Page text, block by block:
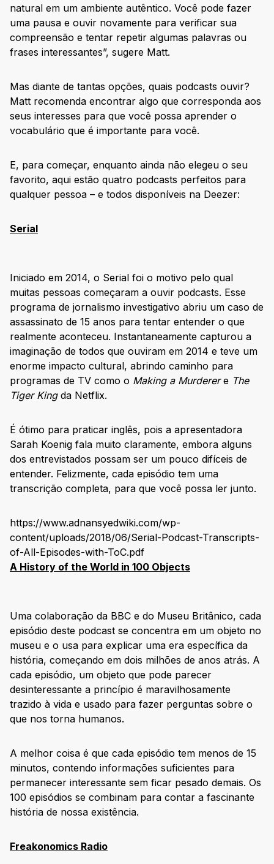
natural em um ambiente autêntico. Você pode fazer
uma pausa e ouvir novamente para verificar sua
compreensão e tentar repetir algumas palavras ou
frases interessantes”, sugere Matt.
Mas diante de tantas opções, quais podcasts ouvir?
Matt recomenda encontrar algo que corresponda aos
seus interesses para que você possa aprender o
vocabulário que é importante para você.
E, para começar, enquanto ainda não elegeu o seu
favorito, aqui estão quatro podcasts perfeitos para
qualquer pessoa – e todos disponíveis na Deezer:
Serial
Iniciado em 2014, o Serial foi o motivo pelo qual
muitas pessoas começaram a ouvir podcasts. Esse
programa de jornalismo investigativo abriu um caso de
assassinato de 15 anos para tentar entender o que
realmente aconteceu. Instantaneamente capturou a
imaginação de todos que ouviram em 2014 e teve um
enorme impacto cultural, abrindo caminho para
programas de TV como o Making a Murderere The
Tiger Kingda Netflix.
É ótimo para praticar inglês, pois a apresentadora
Sarah Koenig fala muito claramente, embora alguns
dos entrevistados possam ser um pouco difíceis de
entender. Felizmente, cada episódio tem uma
transcrição completa, para que você possa ler junto.
https://www.adnansyedwiki.com/wp-
content/uploads/2018/06/Serial-Podcast-Transcripts-
of-All-Episodes-with-ToC.pdf
A History of the World in 100 Objects
Uma colaboração da BBC e do Museu Britânico, cada
episódio deste podcast se concentra em um objeto no
museu e o usa para explicar uma era específica da
história, começando em dois milhões de anos atrás. A
cada episódio, um objeto que pode parecer
desinteressante a princípio é maravilhosamente
trazido à vida e usado para fazer perguntas sobre o
que nos torna humanos.
A melhor coisa é que cada episódio tem menos de 15
minutos, contendo informações suficientes para
permanecer interessante sem ficar pesado demais. Os
100 episódios se combinam para contar a fascinante
história de nossa existência.
Freakonomics Radio